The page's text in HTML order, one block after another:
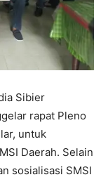
Sibier
rapat Pleno
untuk
Daerah. Selain
sosialisasi SMSI